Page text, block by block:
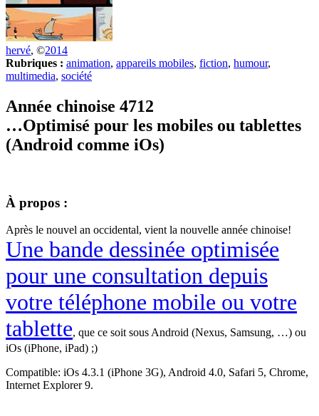
hervé, ©2014
Rubriques : animation, appareils mobiles, fiction, humour,
multimedia, société
Année chinoise 4712
…Optimisé pour les mobiles ou tablettes
(Android comme iOs)
À propos :
Après le nouvel an occidental, vient la nouvelle année chinoise!
Une bande dessinée optimisée
pour une consultation depuis
votre téléphone mobile ou votre
tablette, que ce soit sous Android (Nexus, Samsung, …) ou
iOs (iPhone, iPad) ;)
Compatible: iOs 4.3.1 (iPhone 3G), Android 4.0, Safari 5, Chrome,
Internet Explorer 9.